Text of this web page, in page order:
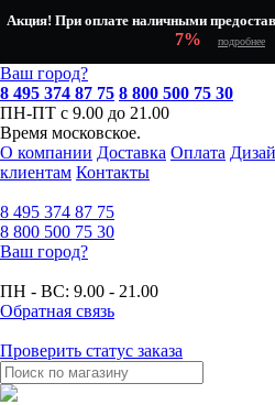
Акция! При оплате наличными
7%
подробнее
Ваш город?
8 495 374 87 75 8 800 500 75 30
ПН-ПТ с 9.00 до 21.00
Время московское.
О компании Доставка Оплата
клиентам Контакты
8 495 374 87 75
8 800 500 75 30
Ваш город?
ПН - ВС: 9.00 - 21.00
Обратная связь
Проверить статус заказа